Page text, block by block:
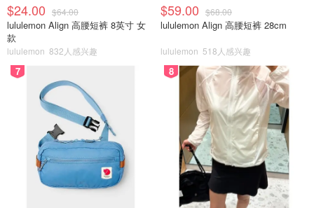
$24.00 $64.00
lululemon Align 高腰短裤 8英寸 女
款
lululemon 832人感兴趣
$59.00 $68.00
lululemon Align 高腰短裤 28cm
lululemon 518人感兴趣
7 8